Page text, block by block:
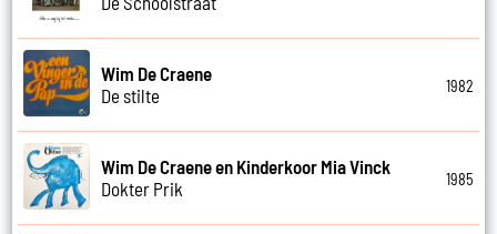
Wim De Craene
De stilte
1982
Wim De Craene en Kinderkoor Mia Vinck
Dokter Prik
1985